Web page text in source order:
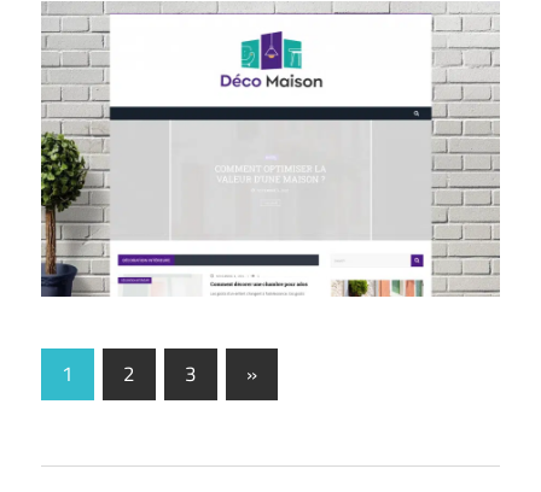
Pagination
des
publications
1 2 3
Next
Posts
»